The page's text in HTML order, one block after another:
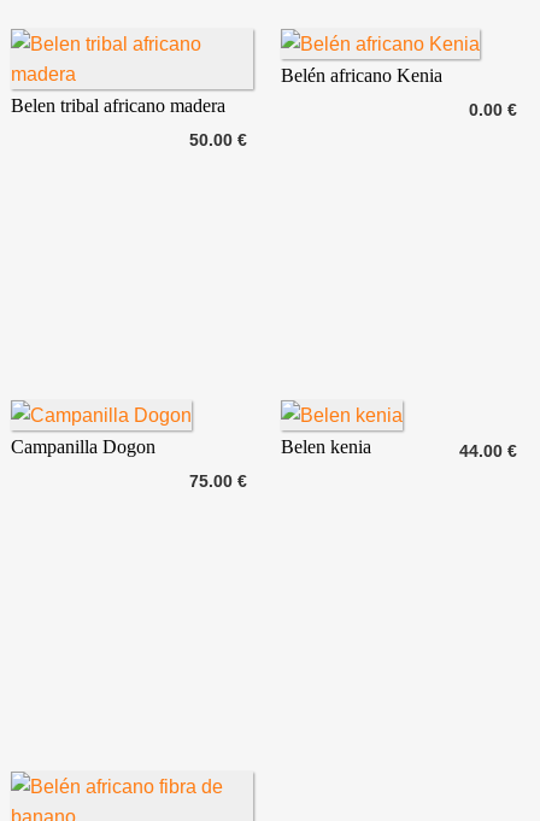
50.00 €
Belen tribal africano madera 0.00 €
Belén africano Kenia
75.00 €
Campanilla Dogon 44.00 €
Belen kenia